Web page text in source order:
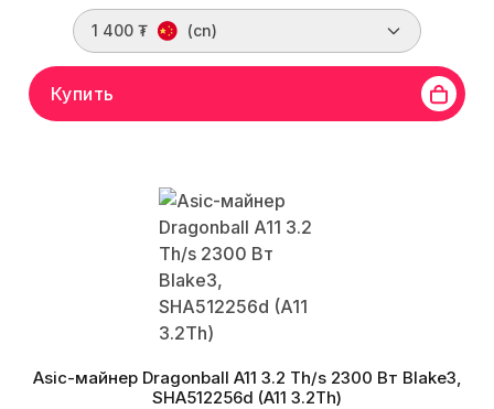
1 400 ₮ (cn)
Купить
Asic-майнер Dragonball A11 3.2 Th/s 2300 Вт Blake3,
SHA512256d (A11 3.2Th)